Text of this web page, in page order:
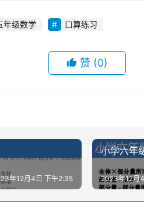
年级数学 口算练习
赞 (0)
年12月4日 下午2:35
小学六年
2023年12月